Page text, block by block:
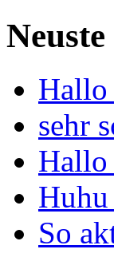
Hallo
sehr
So